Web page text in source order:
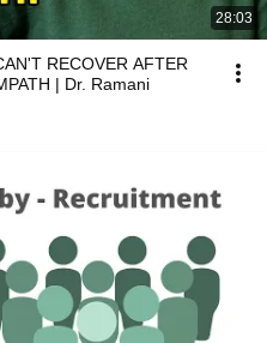
28:03
RECOVER AFTER
| Dr. Ramani